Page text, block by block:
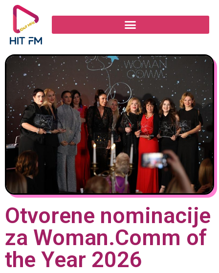
Otvorene nominacije
za Woman.Comm of
the Year 2026